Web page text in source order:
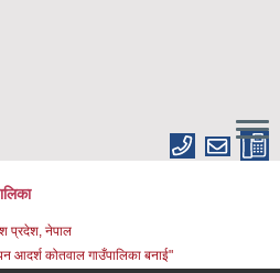
प्रदेश, नेपाल
आदर्श कोतवाल गाउँपालिका बनाई"